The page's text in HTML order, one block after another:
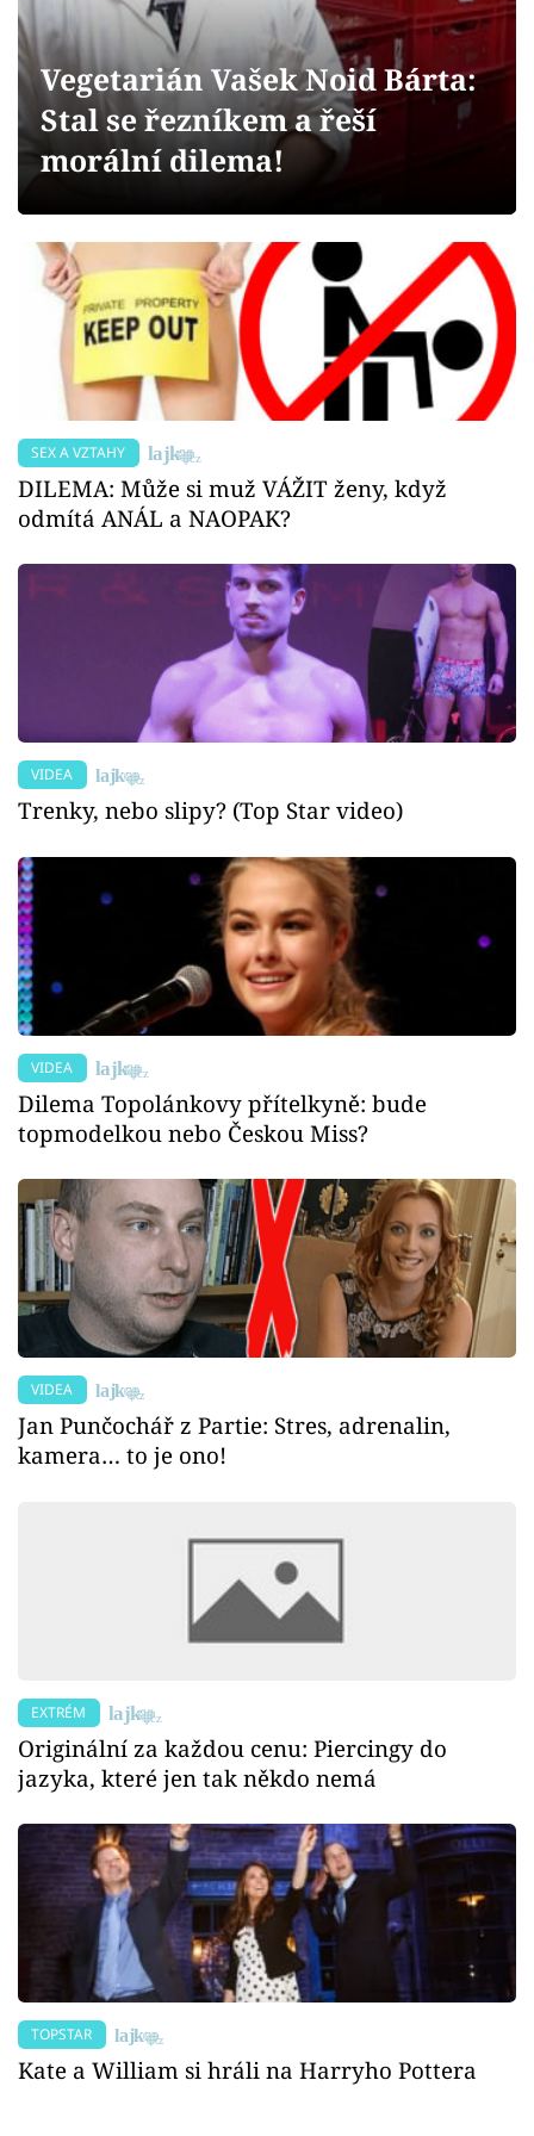
Videa
Sledujte prima+
Sledujte nás
Vegetarián Vašek Noid Bárta:
Stal se řezníkem a řeší
morální dilema!
SEX A VZTAHY
DILEMA: Může si muž VÁŽIT ženy, když
odmítá ANÁL a NAOPAK?
VIDEA
Trenky, nebo slipy? (Top Star video)
VIDEA
Dilema Topolánkovy přítelkyně: bude
topmodelkou nebo Českou Miss?
VIDEA
Jan Punčochář z Partie: Stres, adrenalin,
kamera… to je ono!
EXTRÉM
Originální za každou cenu: Piercingy do
jazyka, které jen tak někdo nemá
TOPSTAR
Kate a William si hráli na Harryho Pottera